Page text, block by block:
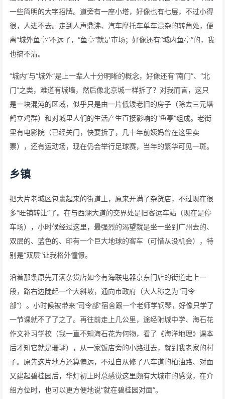
一些简明的大字招牌。道旁有一座小塔，好像也有七层，不过小得
很，人进不去。走到人声鼎沸、汽车摩托车单车混杂的转角处，便
离“城外鱼亭”不远了，“鱼亭”就是市场；好像还有“城内鱼亭”的，我
也搞不清。
“城内”与“城外”是上一辈人十分明晰的概念，好像还有“南门”、“北
门”之类，难道有城墙，然后像北京城一样拆了？对我而言，这只
是一块混沌的区域，似乎只是由一片低矮老旧的房子（除去三元塔
鹤立鸡群）和对城里人们的生活产生直接影响的“鱼亭”组成。老街
里有电影院（已经关门，快要拆了，几十年前姨妈曾在这里卖
票），还有运动场，现在仍会举行足球赛，当年的繁华可见一斑。
乡镇
把大片老城区包裹起来的街道上，原来开满了杂货店，不过现在很
多“旺铺转让”了。在与西湖大道的交界处是旧客运车站（现在是停
车场），小时候经过这里，最强烈的渴望就是坐一坐到广州去的、
双层的、蓝色的、印有一个巨大地球的客车（可惜从没机会），特
别是“双层”让我格外憧憬。
沿着那条原先开满杂货店如今有海联电器京东门店的街道走上一
段，路右边陡起一个大斜坡，通向市政府（大人称之为“司令
部”）。小时候被带来“司令部”宿舍跟一个老师学钢琴，好像只学了
一节课就不了了之了。再往前走上几公里，途经附城中学、海石花
作文补习学校（我一直不知海石花为何物，看了《海洋地理》课本
后才知它就是珊瑚），从一家饭店旁的小路进去，就到我老家的村
子。原先这片地方还算偏远，不过自从修了八车道的柏油路、对面
又建起碧桂园后，华灯初上时总感觉这里颇有大城市的感觉，在介
绍方位时，也可以更方便地说“就在碧桂园对面”。